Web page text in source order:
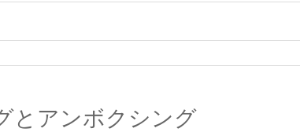
とアンボクシング